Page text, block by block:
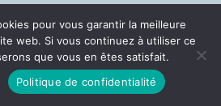
pour vous garantir la meilleure
web. Si vous continuez à utiliser ce
que vous en êtes satisfait.
Politique de confidentialité